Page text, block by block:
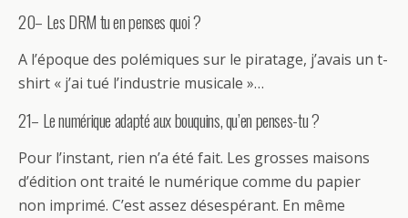
20– Les DRM tu en penses quoi ?
A l’époque des polémiques sur le piratage, j’avais un t-
shirt « j’ai tué l’industrie musicale »…
21– Le numérique adapté aux bouquins, qu’en penses-tu ?
Pour l’instant, rien n’a été fait. Les grosses maisons
d’édition ont traité le numérique comme du papier
non imprimé. C’est assez désespérant. En même